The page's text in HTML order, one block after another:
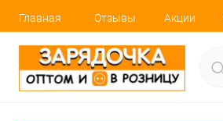
Главная Отзывы Акции